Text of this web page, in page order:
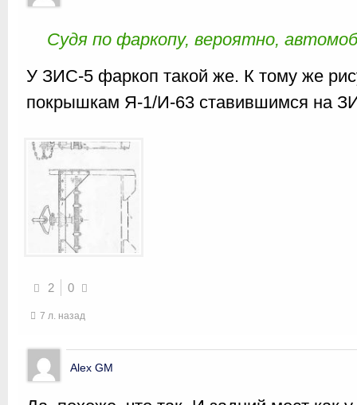
Судя по фаркопу, вероятно,
У ЗИС-5 фаркоп такой же. К тому же
покрышкам Я-1/И-63 ставившимся на
2 0
7 л. назад
Alex GM